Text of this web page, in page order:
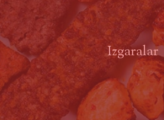
Izgaralar